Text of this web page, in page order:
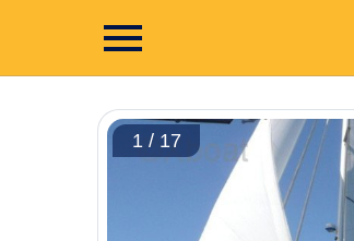
1 / 17